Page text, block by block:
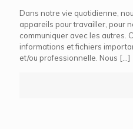
Dans notre vie quotidienne,
appareils pour travailler, pour
communiquer avec les autres.
informations et fichiers
et/ou professionnelle. Nous […]